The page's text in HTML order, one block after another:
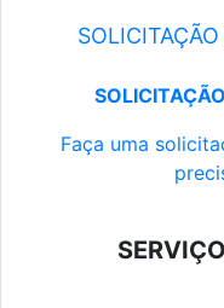
Faça uma